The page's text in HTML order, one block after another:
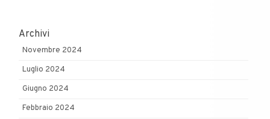
Archivi
Novembre 2024
Luglio 2024
Giugno 2024
Febbraio 2024